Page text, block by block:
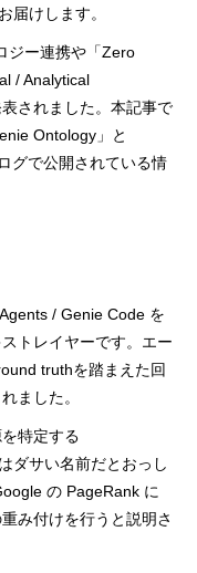
届けします。
ジー連携や「Zero
/ Analytical
されました。本記事で
Ontology」と
グで公開されている情
/ Genie Code を
トレイヤーです。エー
truthを踏まえた回
ました。
特定する
ダサい名前だとおっし
の PageRank に
み付けを行うと説明さ